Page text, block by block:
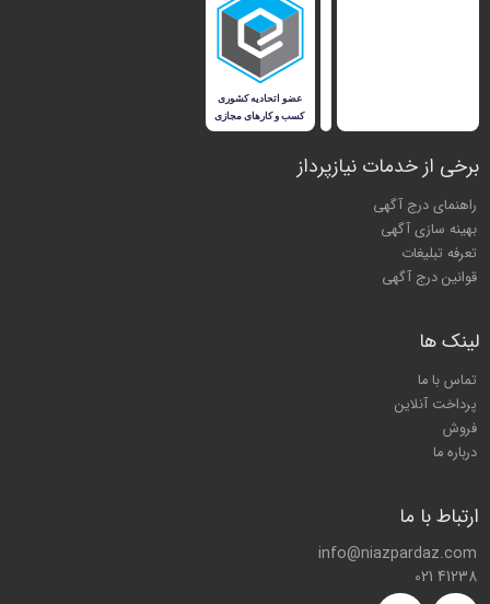
برخی از خدمات نیازپرداز
راهنمای درج آگهی
بهینه سازی آگهی
تعرفه تبلیغات
قوانین درج آگهی
لینک ها
تماس با ما
پرداخت آنلاین
فروش
درباره ما
ارتباط با ما
info@niazpardaz.com
021 41238